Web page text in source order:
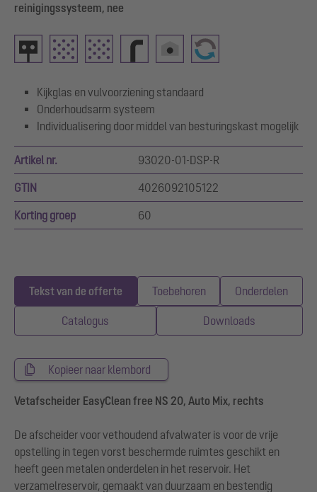
reinigingssysteem, nee
Kijkglas en vulvoorziening standaard
Onderhoudsarm systeem
Individualisering door middel van besturingskast mogelijk
Artikel nr. 93020-01-DSP-R
GTIN 4026092105122
Korting groep 60
Tekst van de offerte Toebehoren Onderdelen
Catalogus Downloads
Kopieer naar klembord
Vetafscheider EasyClean free NS 20, Auto Mix, rechts
De afscheider voor vethoudend afvalwater is voor de vrije
opstelling in tegen vorst beschermde ruimtes geschikt en
heeft geen metalen onderdelen in het reservoir. Het
verzamelreservoir, gemaakt van duurzaam en bestendig